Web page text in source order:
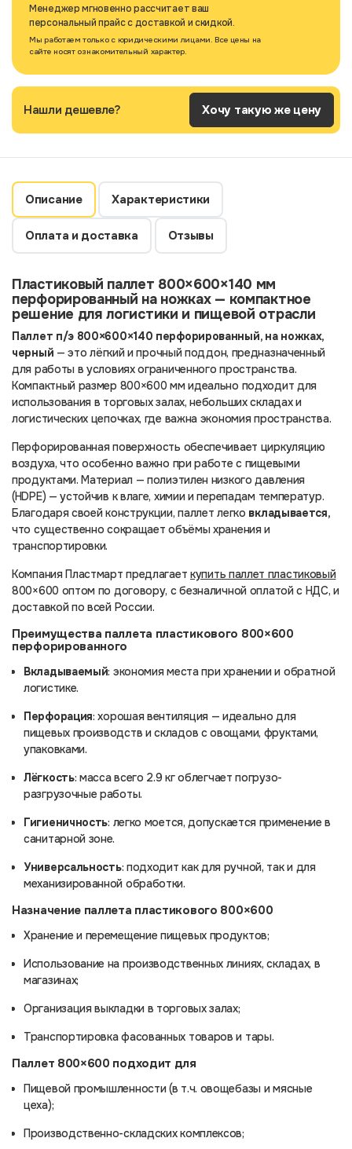
Менеджер мгновенно рассчитает ваш
персональный прайс с доставкой и скидкой.
Мы работаем только с юридическими лицами. Все цены на
сайте носят ознакомительный характер.
Нашли дешевле? Хочу такую же цену
Описание Характеристики
Оплата и доставка Отзывы
Пластиковый паллет 800×600×140 мм
перфорированный на ножках — компактное
решение для логистики и пищевой отрасли
Паллет п/э 800×600×140 перфорированный, на ножках,
черный — это лёгкий и прочный поддон, предназначенный
для работы в условиях ограниченного пространства.
Компактный размер 800×600 мм идеально подходит для
использования в торговых залах, небольших складах и
логистических цепочках, где важна экономия пространства.
Перфорированная поверхность обеспечивает циркуляцию
воздуха, что особенно важно при работе с пищевыми
продуктами. Материал — полиэтилен низкого давления
(HDPE) — устойчив к влаге, химии и перепадам температур.
Благодаря своей конструкции, паллет легко вкладывается,
что существенно сокращает объёмы хранения и
транспортировки.
Компания Пластмарт предлагает купить паллет пластиковый
800×600 оптом по договору, с безналичной оплатой с НДС, и
доставкой по всей России.
Преимущества паллета пластикового 800×600
перфорированного
Вкладываемый: экономия места при хранении и обратной
логистике.
Перфорация: хорошая вентиляция — идеально для
пищевых производств и складов с овощами, фруктами,
упаковками.
Лёгкость: масса всего 2.9 кг облегчает погрузо-
разгрузочные работы.
Гигиеничность: легко моется, допускается применение в
санитарной зоне.
Универсальность: подходит как для ручной, так и для
механизированной обработки.
Назначение паллета пластикового 800×600
Хранение и перемещение пищевых продуктов;
Использование на производственных линиях, складах, в
магазинах;
Организация выкладки в торговых залах;
Транспортировка фасованных товаров и тары.
Паллет 800×600 подходит для
Пищевой промышленности (в т.ч. овощебазы и мясные
цеха);
Производственно-складских комплексов;